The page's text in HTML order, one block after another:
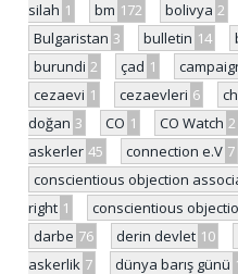
silah 1 bm 172 bolivya 2
Bulgaristan 3 bulletin 14
burundi 2 çad 1
cezaevi 1 cezaevleri 6
doğan 3 CO 1 CO Watch 2
askerler 45 connection e.V 7
conscientious objection
right 1 conscientious
darbe 76 derin devlet 10
askerlik 7 dünya barış günü